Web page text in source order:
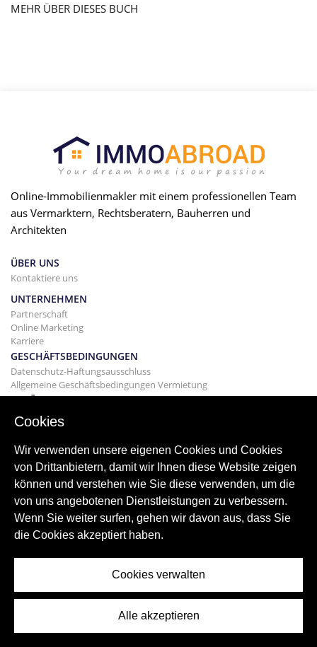
MEHR ÜBER DIESES BUCH
Online-Immobilienmakler mit einem professionellen Team
aus Vermarktern, Rechtsberatern, Bauherren und
Architekten
ÜBER UNS
Kontaktiere uns
UNTERNEHMEN
Partnerschaft
Online Marketing
Karriere
GESCHÄFTSBEDINGUNGEN
Datenschutz-Haftungsausschluss
Allgemeine Geschäftsbedingungen Vermietung
GEBÄUDE
Projekte
Kaufen Sie Ihr Haus
Verkaufen
Hypothek
Suchdienst
BLOGGEN
Weltweite Regionen
Cookies
Wir verwenden unsere eigenen Cookies und Cookies
von Drittanbietern, damit wir Ihnen diese Website zeigen
können und verstehen wie Sie diese verwenden, um die
von uns angebotenen Dienstleistungen zu verbessern.
Wenn Sie weiter surfen, gehen wir davon aus, dass Sie
die Cookies akzeptiert haben.
Cookies verwalten
Alle akzeptieren